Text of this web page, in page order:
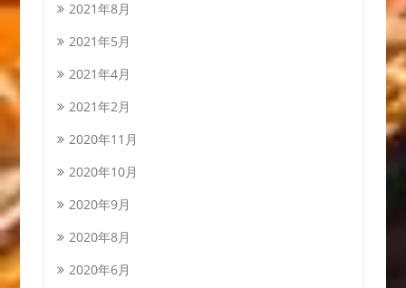
2021年8月
2021年5月
2021年4月
2021年2月
2020年11月
2020年10月
2020年9月
2020年8月
2020年6月